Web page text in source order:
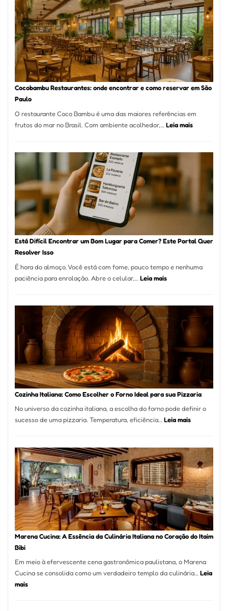
Melhores
Restaurantes
em
São
Paulo:
Um
Guia
Definitivo
Alta
Gastronomia
Cocobambu Restaurantes: onde encontrar e como reservar em São
Paulo
O restaurante Coco Bambu é uma das maiores referências em
frutos do mar no Brasil. Com ambiente acolhedor,… Leia mais:
encontrar
reservar
Paulo
Está Difícil Encontrar um Bom Lugar para Comer? Este Portal Quer
Resolver Isso
É hora do almoço. Você está com fome, pouco tempo e nenhuma
paciência para enrolação. Abre o celular,… Leia mais:
Encontrar
um
Bom
Lugar
para
Comer?
Este
Portal
Resolver
Isso
Cozinha Italiana: Como Escolher o Forno Ideal para sua Pizzaria
No universo da cozinha italiana, a escolha do forno pode definir o
sucesso de uma pizzaria. Temperatura, eficiência…Leia mais:
Como
Escolher
o
Forno
Ideal
para
sua
Pizzaria
Marena Cucina: A Essência da Culinária Italiana no Coração do Itaim
Bibi
Em meio à efervescente cena gastronômica paulistana, o Marena
Cucina se consolida como um verdadeiro templo da culinária… Leia
mais: